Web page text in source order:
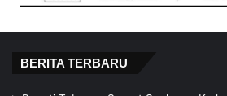
BERITA TERBARU